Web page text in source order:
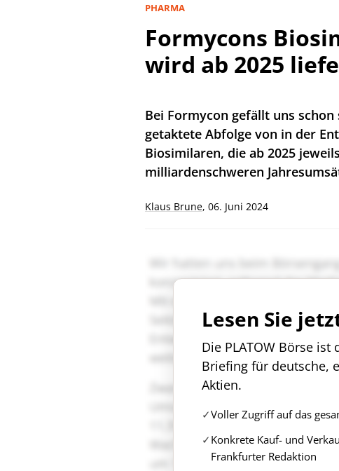
PHARMA
Formycons
wird ab 2025
Bei Formycon gefällt uns
getaktete Abfolge von in der
Biosimilaren, die ab 2025
milliardenschweren
Klaus Brune, 06. Juni 2024
Lesen Sie
Die PLATOW Börse
Briefing für deutsche,
Aktien.
Voller Zugriff auf das
Konkrete Kauf- und
Frankfurter Redaktion